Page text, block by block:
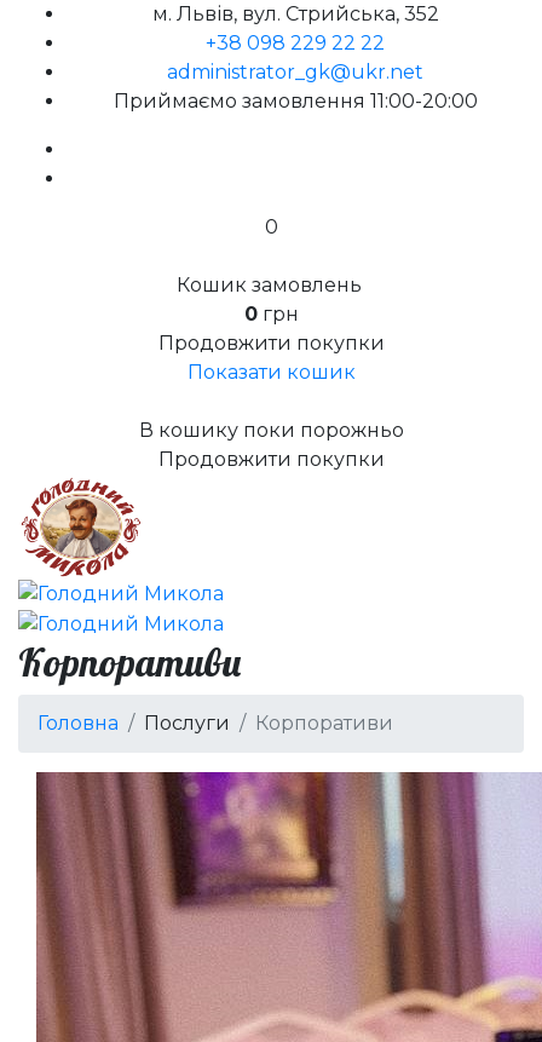
м. Львів, вул. Стрийська, 352
+38 098 229 22 22
administrator_gk@ukr.net
Приймаємо замовлення 11:00-20:00
0
Кошик замовлень
0грн
Продовжити покупки
Показати кошик
В кошику поки порожньо
Продовжити покупки
Корпоративи
Головна Послуги Корпоративи